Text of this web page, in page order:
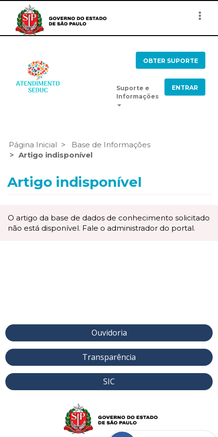
OBTER SUPORTE
Suporte e
Informações
ENTRAR
Página Inicial
Base de Informações
Artigo indisponível
Artigo indisponível
O artigo da base de dados de conhecimento solicitado
não está disponível. Fale o administrador do portal.
Ouvidoria
Transparência
SIC